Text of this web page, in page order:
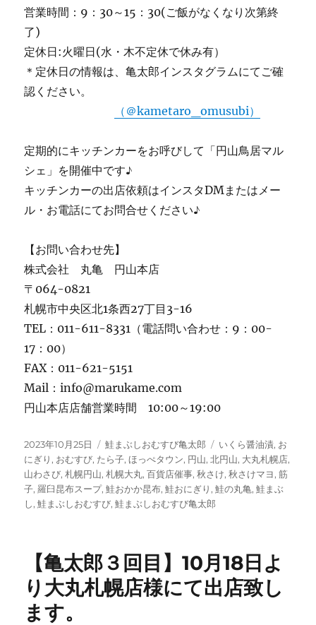
営業時間：9：30～15：30(ご飯がなくなり次第終
了)
定休日:火曜日(水・木不定休で休み有）
＊定休日の情報は、亀太郎インスタグラムにてご確
認ください。
（＠kametaro_omusubi）
定期的にキッチンカーをお呼びして「円山鳥居マル
シェ」を開催中です♪
キッチンカーの出店依頼はインスタDMまたはメー
ル・お電話にてお問合せください♪
【お問い合わせ先】
株式会社 丸亀 円山本店
〒064-0821
札幌市中央区北1条西27丁目3-16
TEL：011-611-8331（電話問い合わせ：9：00-
17：00）
FAX：011-621-5151
Mail：info@marukame.com
円山本店店舗営業時間 10:00～19:00
投
稿
日:
2023年10月25日
カ
テ
ゴ
リ
ー
鮭まぶしおむすび亀太郎
タ
グ
いくら醤油漬, お
にぎり , おむすび, たら子,ほっぺタウン, 円山,北円山, 大丸札幌店,
山わさび,札幌円山,札幌大丸,百貨店催事,秋さけ,秋さけマヨ,筋
子,羅臼昆布スープ,鮭おかか昆布,鮭おにぎり ,鮭の丸亀,鮭まぶ
し,鮭まぶしおむすび,鮭まぶしおむすび亀太郎
【亀太郎３回目】10月18日よ
り大丸札幌店様にて出店致し
ます。